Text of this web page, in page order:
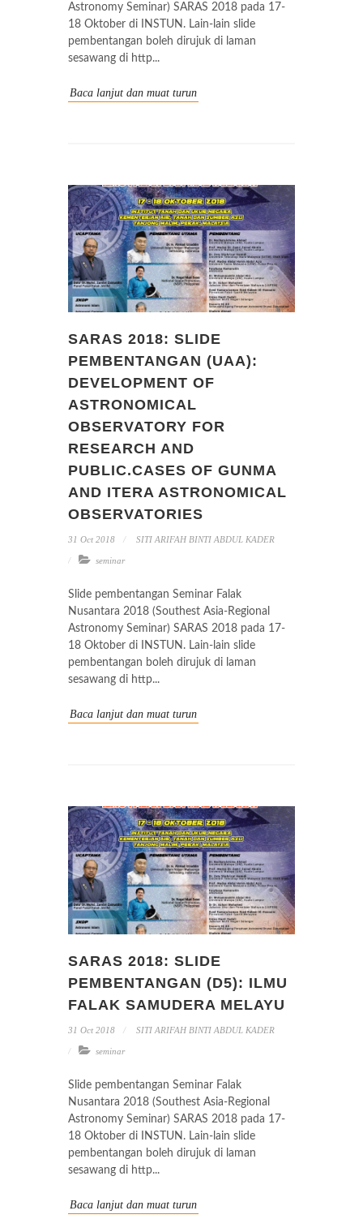
Astronomy Seminar) SARAS 2018 pada 17-
18 Oktober di INSTUN. Lain-lain slide
pembentangan boleh dirujuk di laman
sesawang di http...
Baca lanjut dan muat turun
SARAS 2018: SLIDE
PEMBENTANGAN (UAA):
DEVELOPMENT OF
ASTRONOMICAL
OBSERVATORY FOR
RESEARCH AND
PUBLIC.CASES OF GUNMA
AND ITERA ASTRONOMICAL
OBSERVATORIES
31 Oct 2018 SITI ARIFAH BINTI ABDUL KADER
seminar
Slide pembentangan Seminar Falak
Nusantara 2018 (Southest Asia-Regional
Astronomy Seminar) SARAS 2018 pada 17-
18 Oktober di INSTUN. Lain-lain slide
pembentangan boleh dirujuk di laman
sesawang di http...
Baca lanjut dan muat turun
SARAS 2018: SLIDE
PEMBENTANGAN (D5): ILMU
FALAK SAMUDERA MELAYU
31 Oct 2018 SITI ARIFAH BINTI ABDUL KADER
seminar
Slide pembentangan Seminar Falak
Nusantara 2018 (Southest Asia-Regional
Astronomy Seminar) SARAS 2018 pada 17-
18 Oktober di INSTUN. Lain-lain slide
pembentangan boleh dirujuk di laman
sesawang di http...
Baca lanjut dan muat turun